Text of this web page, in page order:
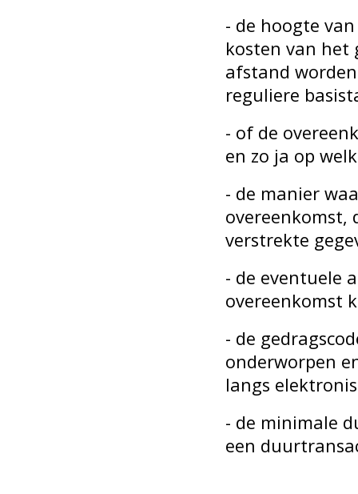
- de hoogte
kosten van het
afstand
reguliere
- of de
en zo ja op
- de manier
overeenkomst,
verstrekte
- de eventuele
overeenkomst
- de
onderworpen
langs
- de minimale
een